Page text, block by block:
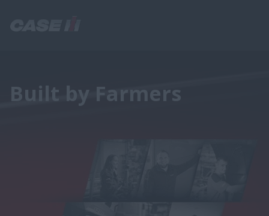
Built by Farmers